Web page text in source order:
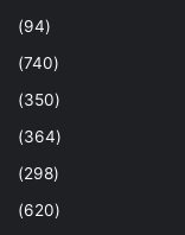
(94)
(740)
(350)
(364)
(298)
(620)